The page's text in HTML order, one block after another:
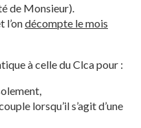
de Monsieur).
l’ondécompte le mois
à celle du Clca pour :
lorsqu’il s’agit d’une